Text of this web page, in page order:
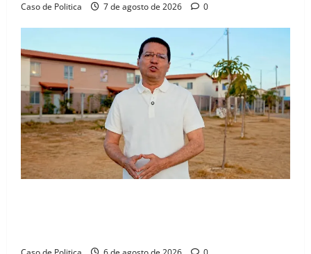
Caso de Politica 7 de agosto de 2026 0